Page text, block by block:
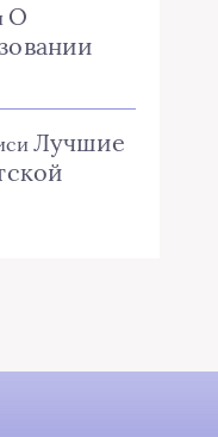
О
Лучшие